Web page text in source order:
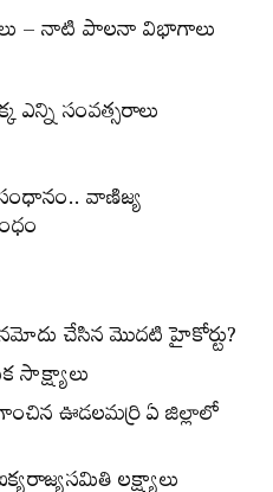
– నాటి పాలనా విభాగాలు
ఎన్ని సంవత్సరాలు
వాణిజ్య
చేసిన మొదటి హైకోర్టు?
సాక్ష్యాలు
ఊడలమర్రి ఏ జిల్లాలో